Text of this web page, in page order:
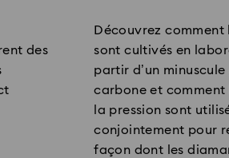
des
Découvrez comment
sont cultivés en
partir d’un
carbone et comment
la pression sont
conjointement pour
façon dont les